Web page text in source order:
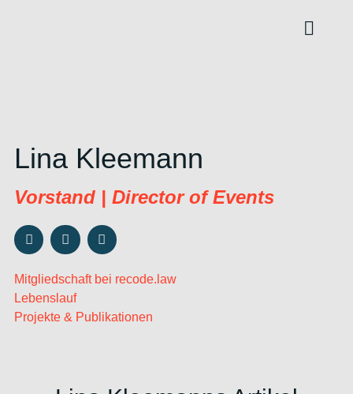
Lina Kleemann
Vorstand | Director of Events
Mitgliedschaft bei recode.law
Lebenslauf
Projekte & Publikationen